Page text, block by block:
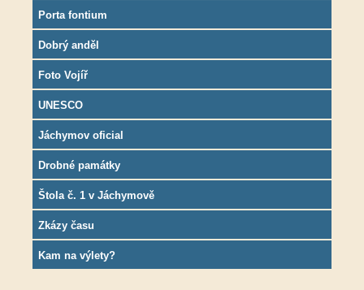
Porta fontium
Dobrý anděl
Foto Vojíř
UNESCO
Jáchymov oficial
Drobné památky
Štola č. 1 v Jáchymově
Zkázy času
Kam na výlety?